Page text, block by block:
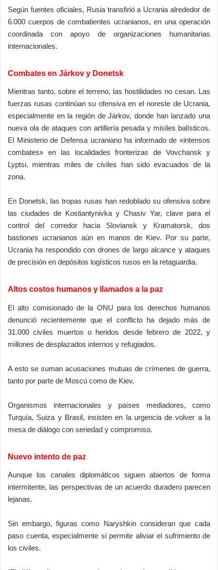
Según fuentes oficiales, Rusia transfirió a Ucrania alrededor de
6.000 cuerpos de combatientes ucranianos, en una operación
coordinada con apoyo de organizaciones humanitarias
internacionales.
Combates en Járkov y Donetsk
Mientras tanto, sobre el terreno, las hostilidades no cesan. Las
fuerzas rusas continúan su ofensiva en el noreste de Ucrania,
especialmente en la región de Járkov, donde han lanzado una
nueva ola de ataques con artillería pesada y misiles balísticos.
El Ministerio de Defensa ucraniano ha informado de «intensos
combates» en las localidades fronterizas de Vovchansk y
Lyptsi, mientras miles de civiles han sido evacuados de la
zona.
En Donetsk, las tropas rusas han redoblado su ofensiva sobre
las ciudades de Kostiantynivka y Chasiv Yar, clave para el
control del corredor hacia Sloviansk y Kramatorsk, dos
bastiones ucranianos aún en manos de Kiev. Por su parte,
Ucrania ha respondido con drones de largo alcance y ataques
de precisión en depósitos logísticos rusos en la retaguardia.
Altos costos humanos y llamados a la paz
El alto comisionado de la ONU para los derechos humanos
denunció recientemente que el conflicto ha dejado más de
31.000 civiles muertos o heridos desde febrero de 2022, y
millones de desplazados internos y refugiados.
A esto se suman acusaciones mutuas de crímenes de guerra,
tanto por parte de Moscú como de Kiev.
Organismos internacionales y países mediadores, como
Turquía, Suiza y Brasil, insisten en la urgencia de volver a la
mesa de diálogo con seriedad y compromiso.
Nuevo intento de paz
Aunque los canales diplomáticos siguen abiertos de forma
intermitente, las perspectivas de un acuerdo duradero parecen
lejanas.
Sin embargo, figuras como Naryshkin consideran que cada
paso cuenta, especialmente si permite aliviar el sufrimiento de
los civiles.